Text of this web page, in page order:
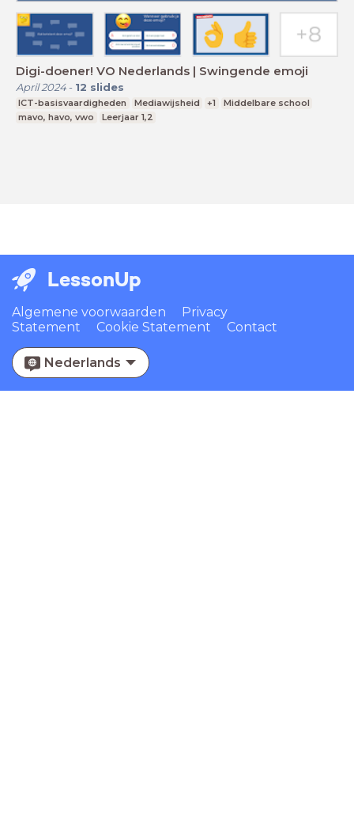
Digi-doener! VO Nederlands | Swingende emoji
April 2024- 12 slides
ICT-basisvaardigheden Mediawijsheid +1
Middelbare school
mavo, havo, vwo
Leerjaar 1,2
LessonUp
Algemene voorwaarden
Privacy
Statement
Cookie Statement Contact
Nederlands